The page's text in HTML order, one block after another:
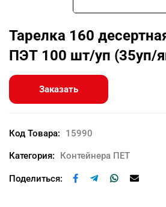
Тарелка 160
ПЭТ 100 шт/уп (35уп/
Заказать
Код Товара: 15990
Категория: Контейнера ПЕТ
Поделиться: